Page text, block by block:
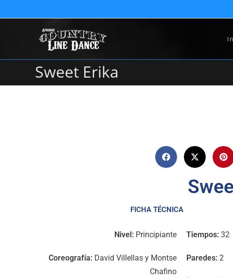
Sweet Erika
FICHA TÉCNICA
Nivel:Principiante
Coreografía:David Villellas y Montse
Chafino
Tiempos:32
Paredes:2